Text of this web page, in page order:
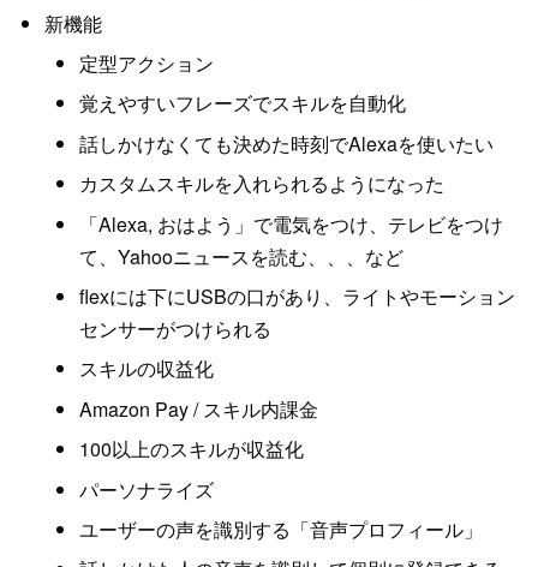
新機能
定型アクション
覚えやすいフレーズでスキルを自動化
話しかけなくても決めた時刻でAlexaを使いたい
カスタムスキルを入れられるようになった
「Alexa, おはよう」で電気をつけ、テレビをつけ
て、Yahooニュースを読む、、、など
flexには下にUSBの口があり、ライトやモーション
センサーがつけられる
スキルの収益化
Amazon Pay / スキル内課金
100以上のスキルが収益化
パーソナライズ
ユーザーの声を識別する「音声プロフィール」